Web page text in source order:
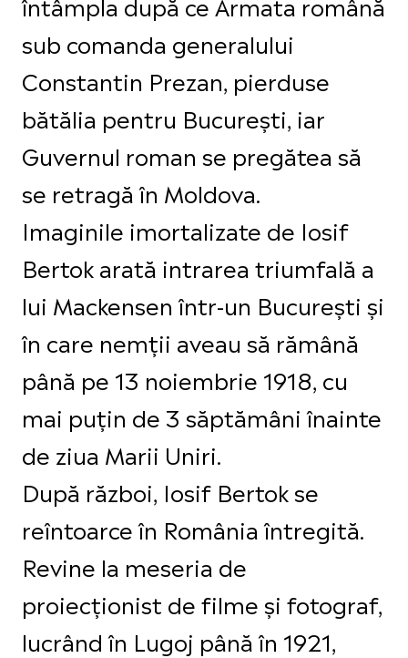
sub comanda generalului
Constantin Prezan, pierduse
bătălia pentru București, iar
Guvernul roman se pregătea să
se retragă în Moldova.
Imaginile imortalizate de Iosif
Bertok arată intrarea triumfală a
lui Mackensen într-un București și
în care nemții aveau să rămână
până pe 13 noiembrie 1918, cu
mai puțin de 3 săptămâni înainte
de ziua Marii Uniri.
După război, Iosif Bertok se
reîntoarce în România întregită.
Revine la meseria de
proiecționist de filme și fotograf,
lucrând în Lugoj până în 1921,